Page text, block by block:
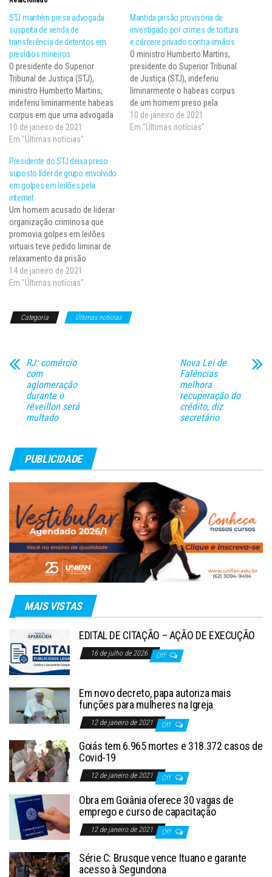
STJ mantém presa advogada
suspeita de venda de
transferência de detentos em
presídios mineiros
​​​​O presidente do Superior
Tribunal de Justiça (STJ),
ministro Humberto Martins,
indeferiu liminarmente habeas
corpus em que uma advogada
presa preventivamente pedia a
concessão de prisão
por integrar esquema de
recebimento de vantagens
econômicas indevidas em
troca de transferência de
detentos para outras celas,
outros pavilhões…
10 de janeiro de 2021
Em "Últimas notícias"
Mantida prisão provisória de
investigado por crimes de tortura
e cárcere privado contra irmãos
O ministro Humberto Martins,
presidente do Superior Tribunal
de Justiça (STJ), indeferiu
liminarmente o habeas corpus
de um homem preso pela
suposta prática dos crimes de
tortura, cárcere privado e
10 de janeiro de 2021
Em "Últimas notícias"
Presidente do STJ deixa preso
suposto líder de grupo envolvido
em golpes em leilões pela
internet
​Um homem acusado de liderar
organização criminosa que
promovia golpes em leilões
virtuais teve pedido liminar de
relaxamento da prisão
preventiva negado pelo
ministro Humberto Martins,
ministro, não foram
acordo…
14 de janeiro de 2021
Em "Últimas notícias"
Categoria Últimas notícias
RJ: comércio
com
aglomeração
durante o
réveillon será
multado
Nova Lei de
Falências
melhora
recuperação do
crédito, diz
secretário
PUBLICIDADE
MAIS VISTAS
EDITAL DE CITAÇÃO – AÇÃO DE EXECUÇÃO
16 de julho de 2026 Off
Em novo decreto, papa autoriza mais
funções para mulheres na Igreja
12 de janeiro de 2021 Off
Goiás tem 6.965 mortes e 318.372 casos de
Covid-19
12 de janeiro de 2021 Off
Obra em Goiânia oferece 30 vagas de
emprego e curso de capacitação
12 de janeiro de 2021 Off
Série C: Brusque vence Ituano e garante
acesso à Segundona